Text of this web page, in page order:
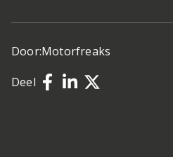
Door:Motorfreaks
Deel